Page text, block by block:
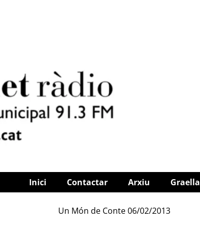
Inici Contactar Arxiu Graella
Un Món de Conte 06/02/2013